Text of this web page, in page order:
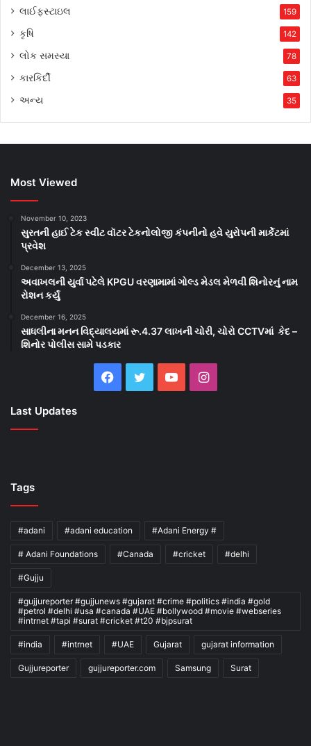
લાઈફસ્ટાઇલ 159
કૃષિ 142
લોક સમસ્યા 78
કારકિર્દી 63
અન્ય 35
Most Viewed
November 10, 2023
સુરતની હાઈ ટેક સ્વીટ વૉટર ટેકનોલોજી કંપનીનો હવે યુરોપની માર્કેટમાં
પ્રવેશ
December 13, 2025
અવાખલની યુર્વા પટેલે KPGU વરણામામાં ગોલ્ડ મેડલ મેળવી શિનોરનું નામ
રોશન કર્યું
December 16, 2025
સાધલીના મનન વિદ્યાલયમાં રૂ.4.37 લાખની ચોરી, ચોરો CCTVમાં કેદ –
શિનોર પોલીસ સામે પડકાર
Facebook
Twitter YouTubeInstagram
Last Updates
Tags
#adani #adani education #Adani Energy #
# Adani Foundations #Canada #cricket #delhi
#Gujju
#gujjureporter #gujjunews #gujarat #crime #politics #india #gold
#petrol #delhi #usa #canada #UAE #bollywood #movie #webseries
#intrnet #tapi #surat #cricket #t20 #bjpsurat
#india #intrnet #UAE Gujarat gujarat information
Gujjureporter gujjureporter.com Samsung Surat